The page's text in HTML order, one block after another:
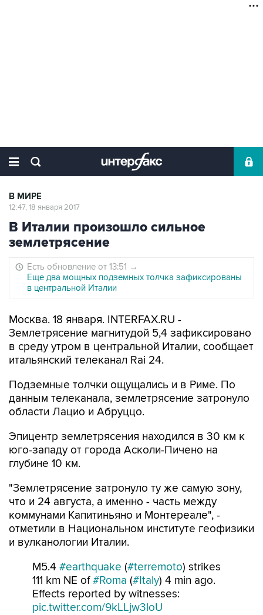
В МИРЕ
12:47, 18 января 2017
В Италии произошло сильное
землетрясение
Есть обновление от 13:51 →
Еще два мощных подземных толчка зафиксированы
в центральной Италии
Москва. 18 января. INTERFAX.RU -
Землетрясение магнитудой 5,4 зафиксировано
в среду утром в центральной Италии, сообщает
итальянский телеканал Rai 24.
Подземные толчки ощущались и в Риме. По
данным телеканала, землетрясение затронуло
области Лацио и Абруццо.
Эпицентр землетрясения находился в 30 км к
юго-западу от города Асколи-Пичено на
глубине 10 км.
"Землетрясение затронуло ту же самую зону,
что и 24 августа, а именно - часть между
коммунами Капитиньяно и Монтереале", -
отметили в Национальном институте геофизики
и вулканологии Италии.
M5.4 #earthquake (#terremoto) strikes
111 km NE of#Roma (#Italy) 4 min ago.
Effects reported by witnesses:
pic.twitter.com/9kLLjw3loU